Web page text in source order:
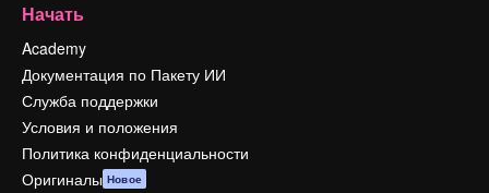
Начать
Academy
Документация по Пакету ИИ
Служба поддержки
Условия и положения
Политика конфиденциальности
Оригиналы Новое